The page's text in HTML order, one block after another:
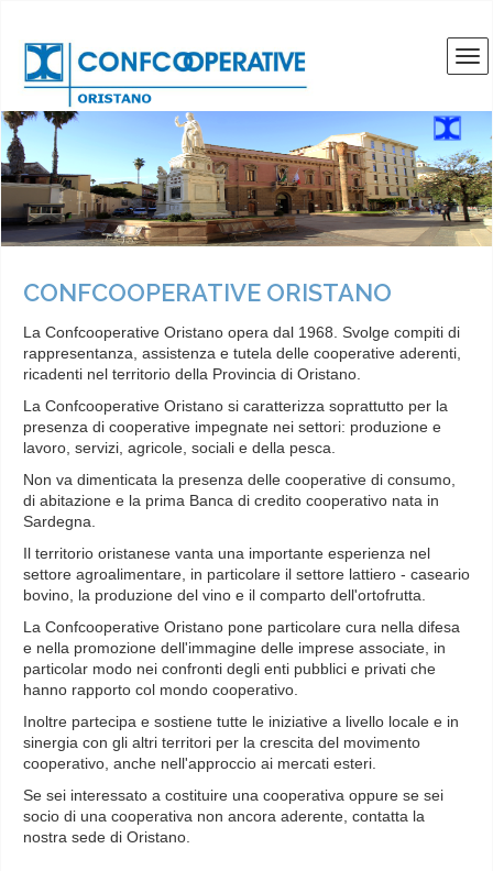
CONFCOOPERATIVE ORISTANO
La Confcooperative Oristano opera dal 1968. Svolge compiti di
rappresentanza, assistenza e tutela delle cooperative aderenti,
ricadenti nel territorio della Provincia di Oristano.
La Confcooperative Oristano si caratterizza soprattutto per la
presenza di cooperative impegnate nei settori: produzione e
lavoro, servizi, agricole, sociali e della pesca.
Non va dimenticata la presenza delle cooperative di consumo,
di abitazione e la prima Banca di credito cooperativo nata in
Sardegna.
Il territorio oristanese vanta una importante esperienza nel
settore agroalimentare, in particolare il settore lattiero - caseario
bovino, la produzione del vino e il comparto dell'ortofrutta.
La Confcooperative Oristano pone particolare cura nella difesa
e nella promozione dell'immagine delle imprese associate, in
particolar modo nei confronti degli enti pubblici e privati che
hanno rapporto col mondo cooperativo.
Inoltre partecipa e sostiene tutte le iniziative a livello locale e in
sinergia con gli altri territori per la crescita del movimento
cooperativo, anche nell'approccio ai mercati esteri.
Se sei interessato a costituire una cooperativa oppure se sei
socio di una cooperativa non ancora aderente, contatta la
nostra sede di Oristano.